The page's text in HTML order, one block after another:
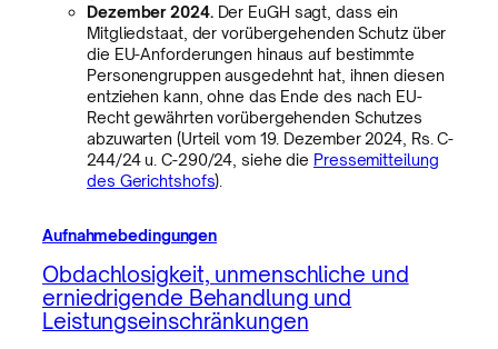
Dezember 2024.Der EuGH sagt, dass ein
Mitgliedstaat, der vorübergehenden Schutz über
die EU-Anforderungen hinaus auf bestimmte
Personengruppen ausgedehnt hat, ihnen diesen
entziehen kann, ohne das Ende des nach EU-
Recht gewährten vorübergehenden Schutzes
abzuwarten (Urteil vom 19. Dezember 2024, Rs. C-
244/24 u. C-290/24, siehe die Pressemitteilung
des Gerichtshofs).
Aufnahmebedingungen
Obdachlosigkeit, unmenschliche und
erniedrigende Behandlung und
Leistungseinschränkungen